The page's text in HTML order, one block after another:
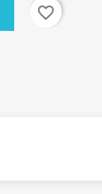
favorite_border